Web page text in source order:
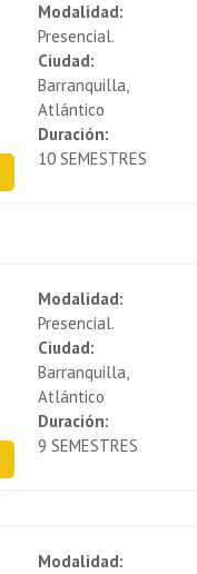
Modalidad:
Presencial.
Ciudad:
Barranquilla,
Atlántico
Duración:
10 SEMESTRES
Modalidad:
Presencial.
Ciudad:
Barranquilla,
Atlántico
Duración:
9 SEMESTRES
Modalidad: